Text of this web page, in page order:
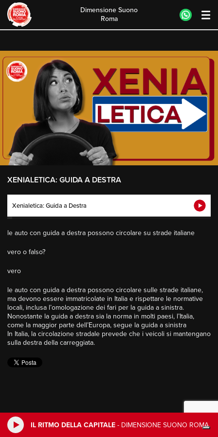
IL RITMO DELLA CAPITALE - DIMENSIONE SUONO ROMA
content
Dimensione Suono
Roma
XENIALETICA: GUIDA A DESTRA
Xenialetica: Guida a Destra
le auto con guida a destra possono circolare su strade italiane
vero o falso?
vero
le auto con guida a destra possono circolare sulle strade italiane,
ma devono essere immatricolate in Italia e rispettare le normative
locali, inclusa l’omologazione dei fari per la guida a sinistra.
Nonostante la guida a destra sia la norma in molti paesi, l’Italia,
come la maggior parte dell’Europa, segue la guida a sinistra
In Italia, la circolazione stradale prevede che i veicoli si mantengano
sulla destra della carreggiata.